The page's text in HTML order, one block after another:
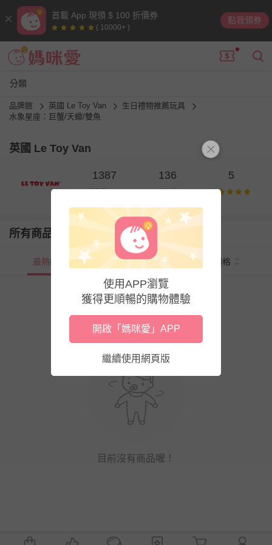
首載 App 現領 $ 100 折價券
( 10000+ )
點我領券
分類
品牌館 英國 Le Toy Van
生日禮物推薦玩具
水象星座：巨蟹/天蠍/雙魚
英國 Le Toy Van
1387 136 5
所有商品
最熱銷 新上市 價格
目前沒有商品喔！
使用APP瀏覽
獲得更順暢的購物體驗
開啟「媽咪愛」APP
繼續使用網頁版